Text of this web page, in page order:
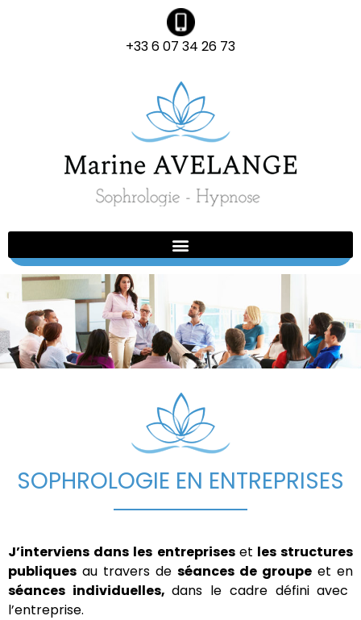
+33 6 07 34 26 73
SOPHROLOGIE EN ENTREPRISES
J’interviens dans les entreprises et les structures
publiques au travers de séances de groupe et en
séances individuelles,dans le cadre défini avec
l’entreprise.